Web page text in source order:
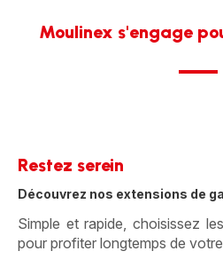
Moulinex s'engage
Restez serein
Découvrez nos extensions de
Simple et rapide, choisissez
pour profiter longtemps de